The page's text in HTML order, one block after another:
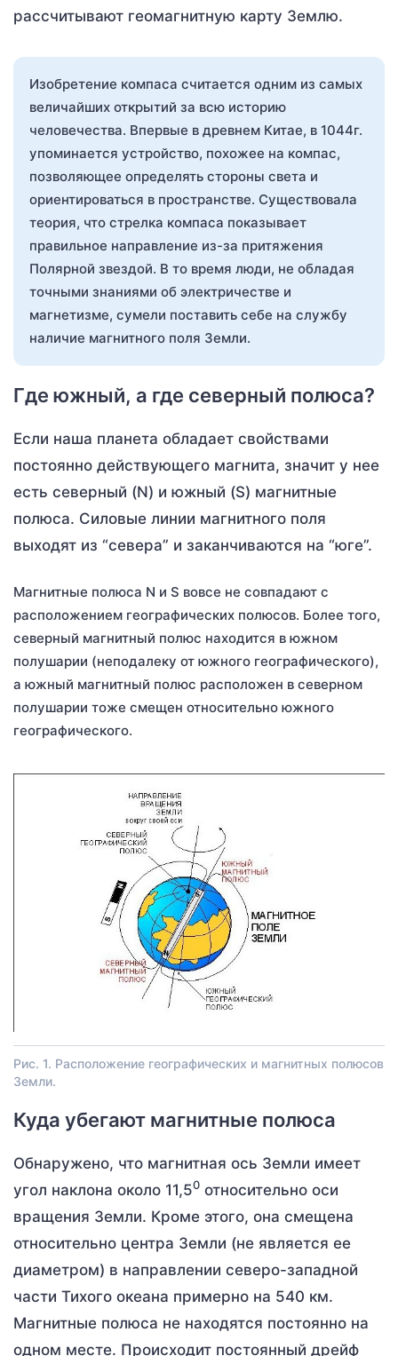
рассчитывают геомагнитную карту Землю.
Изобретение компаса считается одним из самых
величайших открытий за всю историю
человечества. Впервые в древнем Китае, в 1044г.
упоминается устройство, похожее на компас,
позволяющее определять стороны света и
ориентироваться в пространстве. Существовала
теория, что стрелка компаса показывает
правильное направление из-за притяжения
Полярной звездой. В то время люди, не обладая
точными знаниями об электричестве и
магнетизме, сумели поставить себе на службу
наличие магнитного поля Земли.
Где южный, а где северный полюса?
Если наша планета обладает свойствами
постоянно действующего магнита, значит у нее
есть северный (N) и южный (S) магнитные
полюса. Силовые линии магнитного поля
выходят из “севера” и заканчиваются на “юге”.
Магнитные полюса N и S вовсе не совпадают с
расположением географических полюсов. Более того,
северный магнитный полюс находится в южном
полушарии (неподалеку от южного географического),
а южный магнитный полюс расположен в северном
полушарии тоже смещен относительно южного
географического.
Рис. 1. Расположение географических и магнитных полюсов
Земли.
Куда убегают магнитные полюса
Обнаружено, что магнитная ось Земли имеет
угол наклона около 11,50 относительно оси
вращения Земли. Кроме этого, она смещена
относительно центра Земли (не является ее
диаметром) в направлении северо-западной
части Тихого океана примерно на 540 км.
Магнитные полюса не находятся постоянно на
одном месте. Происходит постоянный дрейф